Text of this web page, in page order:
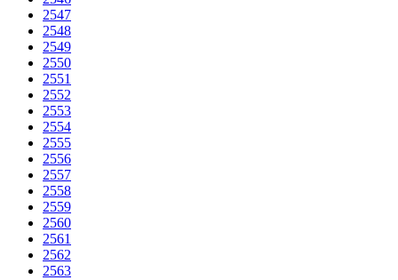
2547
2548
2549
2550
2551
2552
2553
2554
2555
2556
2557
2558
2559
2560
2561
2562
2563